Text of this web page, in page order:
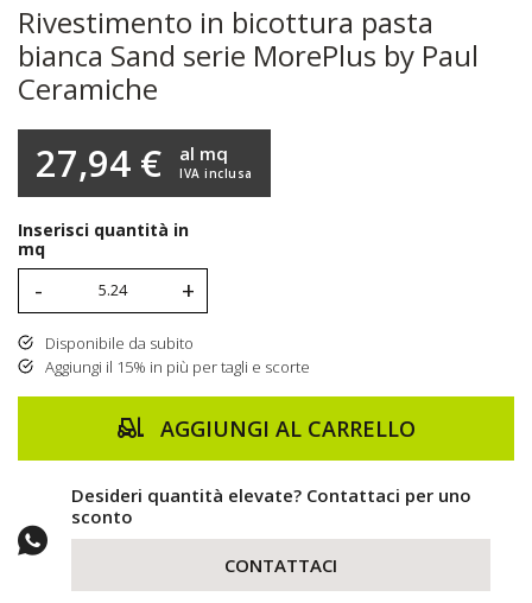
Rivestimento in bicottura pasta
bianca Sand serie MorePlus by Paul
Ceramiche
27,94 € IVA inclusa
al mq
Inserisci quantità in
mq
- +
Disponibile da subito
Aggiungi il 15% in più per tagli e scorte
AGGIUNGI AL CARRELLO
Desideri quantità elevate? Contattaci per uno
sconto
CONTATTACI